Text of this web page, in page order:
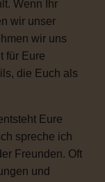
Wenn Ihr
wir unser
wir uns
für Eure
die Euch als
Eure
spreche ich
Freunden. Oft
und